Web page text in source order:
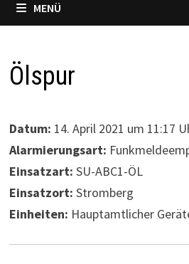
MENÜ
Ölspur
Datum: 14. April 2021 um 11:17
Alarmierungsart:
Einsatzart: SU-ABC1-ÖL
Einsatzort: Stromberg
Einheiten: Hauptamtlicher